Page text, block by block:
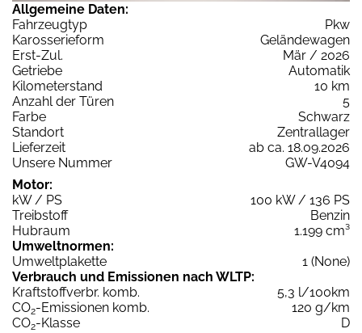
Allgemeine Daten:
Fahrzeugtyp
Pkw
Karosserieform
Geländewagen
Erst-Zul.
Mär / 2026
Getriebe
Automatik
Kilometerstand
10 km
Anzahl der Türen
5
Farbe
Schwarz
Standort
Zentrallager
Lieferzeit
ab ca. 18.09.2026
Unsere Nummer
GW-V4094
Motor:
kW / PS
100 kW / 136 PS
Treibstoff
Benzin
Hubraum
1.199 cm³
Umweltnormen:
Umweltplakette
1 (None)
Verbrauch und Emissionen nach WLTP:
Kraftstoffverbr. komb.
5,3 l/100km
CO2-Emissionen komb.
120 g/km
CO2-Klasse
D